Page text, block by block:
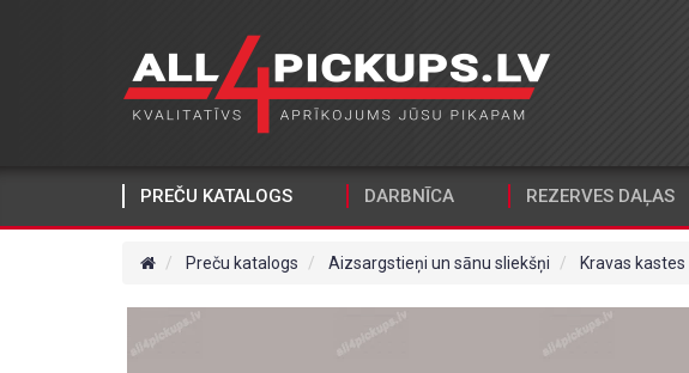
PREČU KATALOGS DARBNĪCA REZERVES DAĻAS
Preču katalogs Aizsargstieņi un sānu sliekšņi Kravas